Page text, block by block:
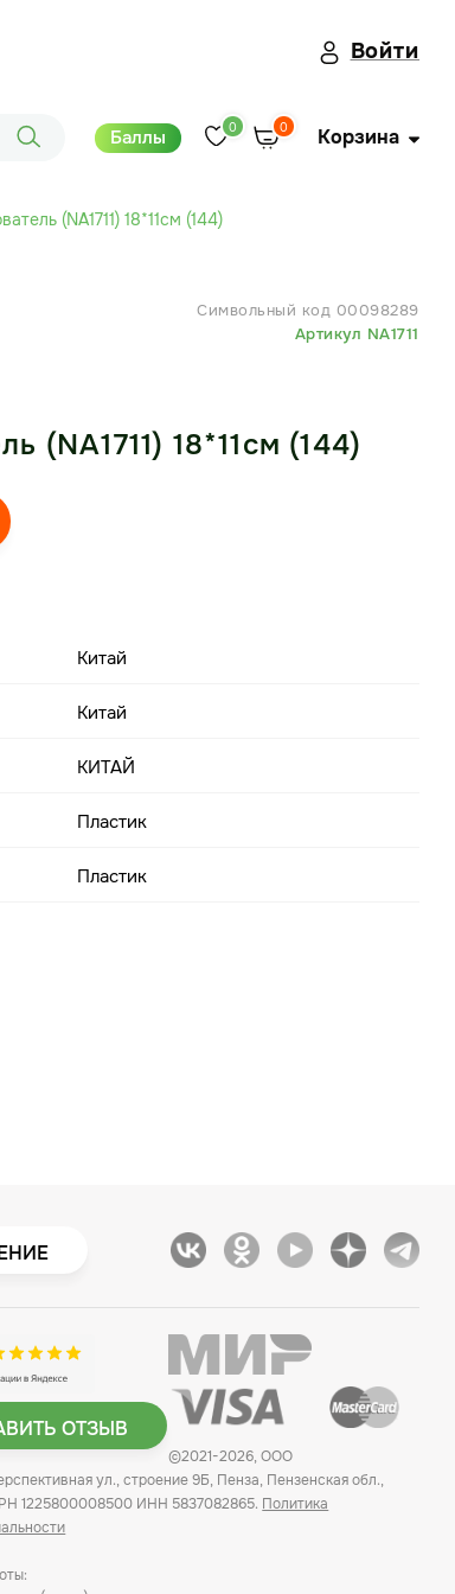
Войти
Баллы 0 0 Корзина
(NA1711) 18*11см (144)
Символьный код 00098289
Артикул NA1711
(NA1711) 18*11см (144)
Китай
Китай
КИТАЙ
Пластик
Пластик
ОТЗЫВ
©2021-2026, ООО
ул., строение 9Б, Пенза, Пензенская обл.,
1225800008500 ИНН 5837082865. Политика